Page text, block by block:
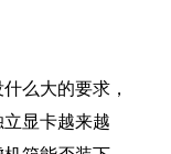
么大的要求，
显卡越来越